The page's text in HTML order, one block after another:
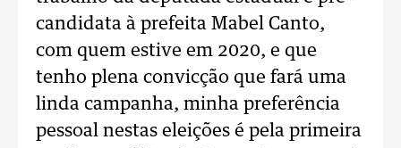
candidata à prefeita Mabel Canto,
com quem estive em 2020, e que
tenho plena convicção que fará uma
linda campanha, minha preferência
pessoal nestas eleições é pela primeira